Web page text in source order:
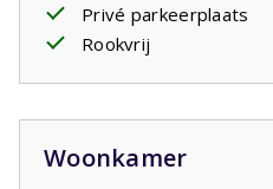
Privé parkeerplaats
Rookvrij
Woonkamer